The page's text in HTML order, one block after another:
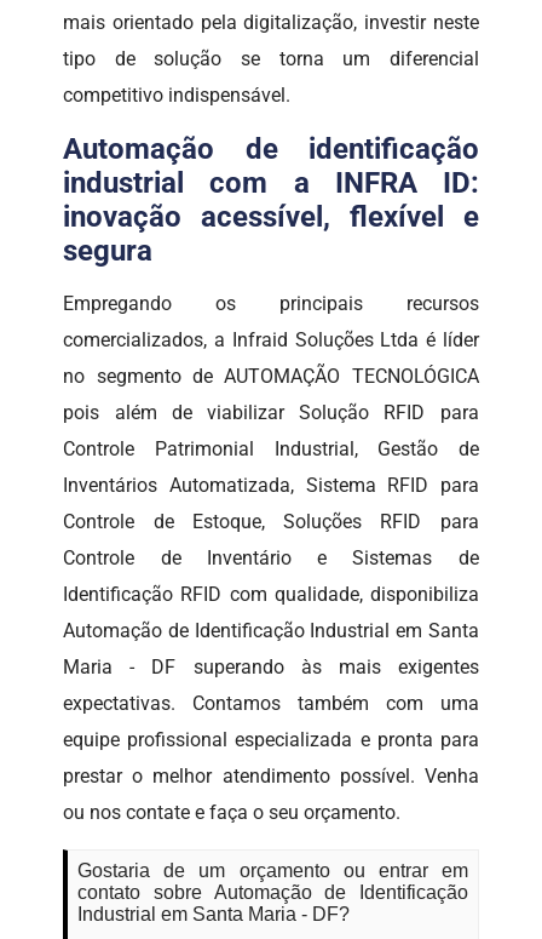
mais orientado pela digitalização, investir neste
tipo de solução se torna um diferencial
competitivo indispensável.
Automação de identificação
industrial com a INFRA ID:
inovação acessível, flexível e
segura
Empregando os principais recursos
comercializados, a Infraid Soluções Ltda é líder
no segmento de AUTOMAÇÃO TECNOLÓGICA
pois além de viabilizar Solução RFID para
Controle Patrimonial Industrial, Gestão de
Inventários Automatizada, Sistema RFID para
Controle de Estoque, Soluções RFID para
Controle de Inventário e Sistemas de
Identificação RFID com qualidade, disponibiliza
Automação de Identificação Industrial em Santa
Maria - DF superando às mais exigentes
expectativas. Contamos também com uma
equipe profissional especializada e pronta para
prestar o melhor atendimento possível. Venha
ou nos contate e faça o seu orçamento.
Gostaria de um orçamento ou entrar em
contato sobre Automação de Identificação
Industrial em Santa Maria - DF?